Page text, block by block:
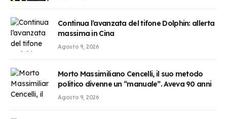
Continua l’avanzata del tifone Dolphin: allerta
massima in Cina
Agosto 9, 2026
Morto Massimiliano Cencelli, il suo metodo
politico divenne un “manuale”. Aveva 90 anni
Agosto 9, 2026